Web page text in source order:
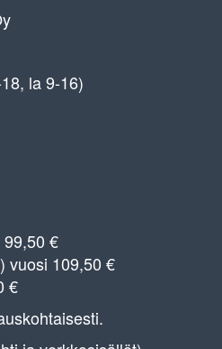
la 9-16)
99,50 €
vuosi 109,50 €
€